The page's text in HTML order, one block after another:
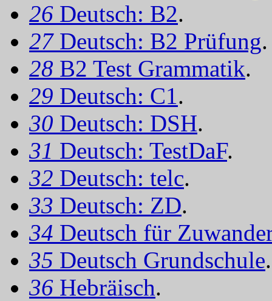
26 Deutsch: B2.
27 Deutsch: B2 Prüfung.
28 B2 Test Grammatik.
29 Deutsch: C1.
30 Deutsch: DSH.
31 Deutsch: TestDaF.
32 Deutsch: telc.
33 Deutsch: ZD.
34 Deutsch für
35 Deutsch Grundschule.
36 Hebräisch.